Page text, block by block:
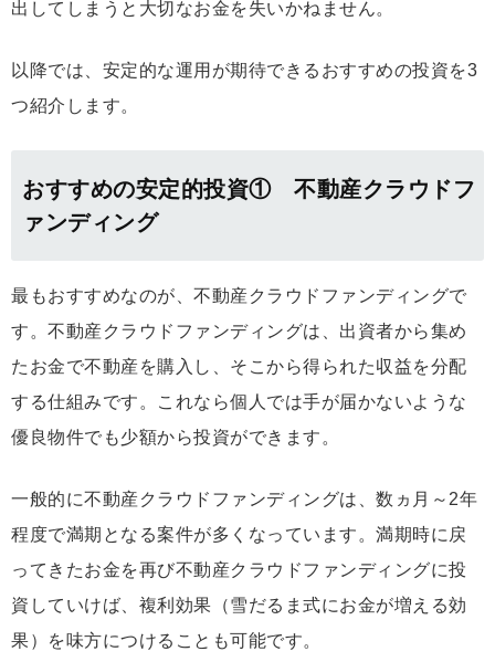
出してしまうと大切なお金を失いかねません。
以降では、安定的な運用が期待できるおすすめの投資を3
つ紹介します。
おすすめの安定的投資① 不動産クラウドフ
ァンディング
最もおすすめなのが、不動産クラウドファンディングで
す。不動産クラウドファンディングは、出資者から集め
たお金で不動産を購入し、そこから得られた収益を分配
する仕組みです。これなら個人では手が届かないような
優良物件でも少額から投資ができます。
一般的に不動産クラウドファンディングは、数ヵ月～2年
程度で満期となる案件が多くなっています。満期時に戻
ってきたお金を再び不動産クラウドファンディングに投
資していけば、複利効果（雪だるま式にお金が増える効
果）を味方につけることも可能です。